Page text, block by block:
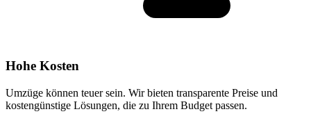
Hohe Kosten
Umzüge können teuer sein. Wir bieten transparente Preise und
kostengünstige Lösungen, die zu Ihrem Budget passen.